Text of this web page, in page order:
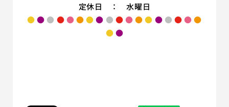
定休日 ： 水曜日
●● ● ●●●●● ● ●●●● ● ●●●●
●●